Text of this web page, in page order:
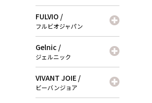
FULVIO /
フルビオジャパン
Gelnic /
ジェルニック
VIVANT JOIE /
ビーバンジョア